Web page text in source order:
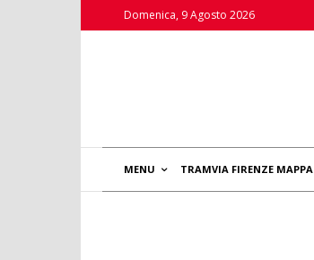
Domenica, 9 Agosto 2026
MENU TRAMVIA FIRENZE MAPPA